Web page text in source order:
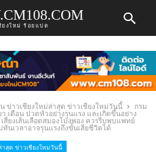
ยงใหม่ ร้อยแปด
ข่าวเชียงใหม่ล่าสุด ข่าวเชียงใหม่วันนี้
กรม
เตือน ปวดหัวอย่างรุนแรง และเกิดขึ้นอย่าง
ยงเส้นเลือดสมองโป่งพอง ควรรีบพบแพทย์
นเวลาอาจรุนแรงถึงขั้นเสียชีวิตได้
สุด ข่าวเชียงใหม่วันนี้